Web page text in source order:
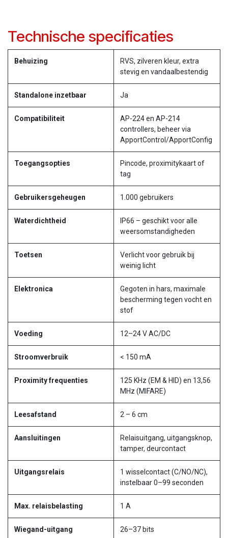
Technische specificaties
Behuizing
RVS, zilveren kleur, extra
stevig en vandaalbestendig
Standalone inzetbaar Ja
Compatibiliteit
AP-224 en AP-214
controllers, beheer via
ApportControl/ApportConfig
Toegangsopties
Pincode, proximitykaart of
tag
Gebruikersgeheugen 1.000 gebruikers
Waterdichtheid
IP66 – geschikt voor alle
weersomstandigheden
Toetsen
Verlicht voor gebruik bij
weinig licht
Elektronica
Gegoten in hars, maximale
bescherming tegen vocht en
stof
Voeding 12–24 V AC/DC
Stroomverbruik < 150 mA
Proximity frequenties
125 KHz (EM & HID) en 13,56
MHz (MIFARE)
Leesafstand 2 – 6 cm
Aansluitingen
Relaisuitgang, uitgangsknop,
tamper, deurcontact
Uitgangsrelais
1 wisselcontact (C/NO/NC),
instelbaar 0–99 seconden
Max. relaisbelasting 1 A
Wiegand-uitgang 26–37 bits